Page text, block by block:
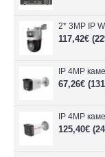
117,42€
67,26€
125,40€